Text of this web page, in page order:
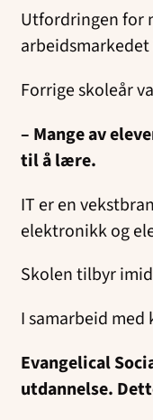
Utfordringen for
Forrige skoleår
– Mange av
til å lære.
IT er en
elektronikk og
Skolen tilbyr
I samarbeid
Evangelical
utdannelse.